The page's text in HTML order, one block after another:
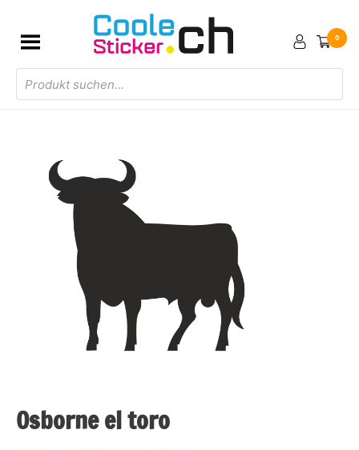
Products
search
0
Osborne el toro